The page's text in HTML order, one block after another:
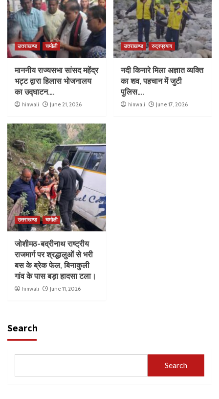
उत्तराखण्ड चमोली
माननीय राज्यसभा सांसद महेंद्र
भट्ट द्वारा हिलास भोजनालय
का उद्घाटन….
hinwali June 21, 2026
उत्तराखण्ड रुद्रप्रयाग
नदी किनारे मिला अज्ञात व्यक्ति
का शव, पहचान में जुटी
पुलिस….
hinwali June 17, 2026
उत्तराखण्ड चमोली
जोशीमठ-बद्रीनाथ राष्ट्रीय
राजमार्ग पर श्रद्धालुओं से भरी
बस के ब्रेक फेल, बिनाकुली
गांव के पास बड़ा हादसा टला।
hinwali June 11, 2026
Search
Search